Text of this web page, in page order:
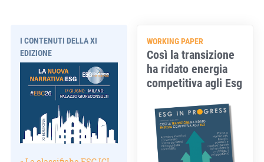
I CONTENUTI DELLA XI
EDIZIONE
WORKING PAPER
Così la transizione
ha ridato energia
competitiva agli Esg